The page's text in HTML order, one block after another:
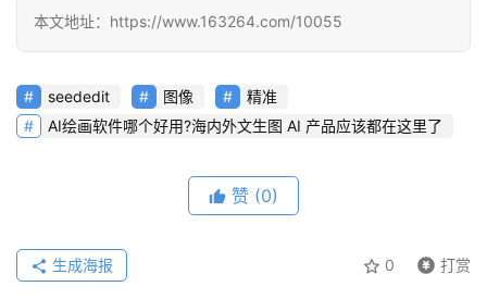
模
型
框
报
告
本文地址：https://www.163264.com/10055
seededit 图像
精准
AI绘画软件哪个好用?海内外文生图 AI 产品应该都在这里了
赞 (0)
0 打赏
生成海报